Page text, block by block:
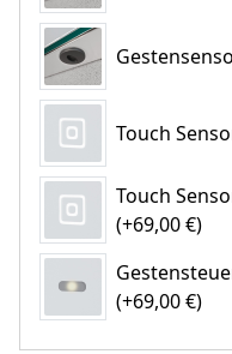
Touch
Touch
(+69,00 €)
(+69,00 €)